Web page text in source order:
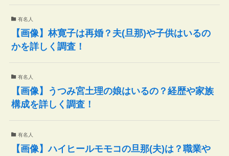
有名人
【画像】林寛子は再婚？夫(旦那)や子供はいるの
かを詳しく調査！
有名人
【画像】うつみ宮土理の娘はいるの？経歴や家族
構成を詳しく調査！
有名人
【画像】ハイヒールモモコの旦那(夫)は？職業や